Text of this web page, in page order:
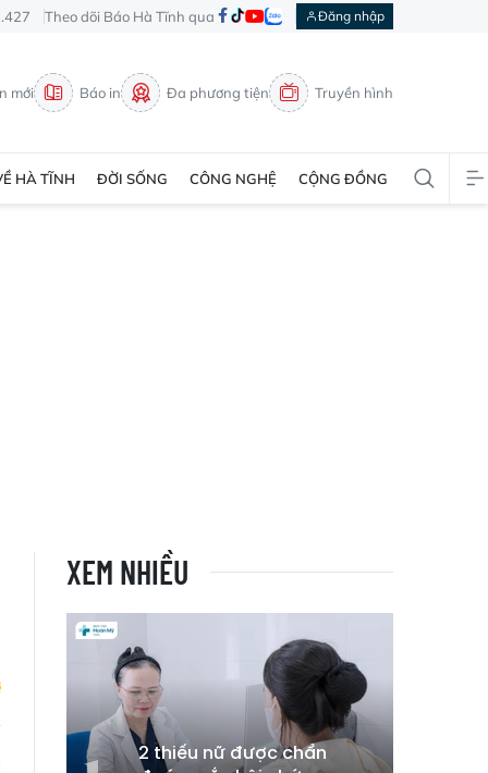
Theo dõi Báo Hà Tĩnh qua Đăng nhập
mới Báo in Đa phương tiện Truyền hình
HÀ TĨNH ĐỜI SỐNG CÔNG NGHỆ CỘNG ĐỒNG
XEM NHIỀU
2 thiếu nữ được chẩn